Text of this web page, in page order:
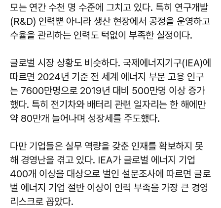
모는 연간 수천 명 수준에 그치고 있다. 특히 연구개발
(R&D) 인력뿐 아니라 생산 현장에서 공정을 운영하고
수율을 관리하는 인력도 턱없이 부족한 실정이다.
글로벌 시장 상황도 비슷하다. 국제에너지기구(IEA)에
따르면 2024년 기준 전 세계 에너지 부문 고용 인구
는 7600만명으로 2019년 대비 500만명 이상 증가
했다. 특히 전기차와 배터리 관련 일자리는 한 해에만
약 80만개 늘어나며 성장세를 주도했다.
다만 기업들은 실무 역량을 갖춘 인재를 확보하지 못
해 경영난을 겪고 있다. IEA가 글로벌 에너지 기업
400개 이상을 대상으로 벌인 설문조사에 따르면 글로
벌 에너지 기업 절반 이상이 인력 부족을 가장 큰 경영
리스크로 꼽았다.